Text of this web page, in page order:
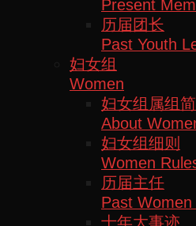
Present
历届团长
Past Youth
妇女组
Women
妇女组属组
About
妇女组细则
Women
历届主任
Past
十年大事迹